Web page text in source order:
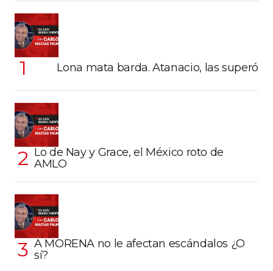
Lona mata barda. Atanacio, las superó
Lo de Nay y Grace, el México roto de
AMLO
A MORENA no le afectan escándalos ¿O
sí?